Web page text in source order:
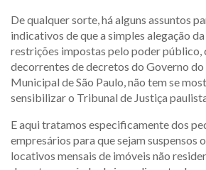
De qualquer sorte, há alguns assuntos
indicativos de que a simples alegação
restrições impostas pelo poder público,
decorrentes de decretos do Governo
Municipal de São Paulo, não tem se
sensibilizar o Tribunal de Justiça
E aqui tratamos especificamente dos
empresários para que sejam suspensos
locativos mensais de imóveis não